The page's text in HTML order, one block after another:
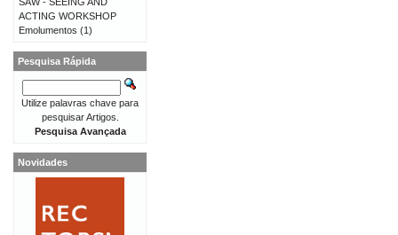
ACTING WORKSHOP
Emolumentos (1)
Pesquisa Rápida
Utilize palavras chave para
pesquisar Artigos.
Pesquisa Avançada
Novidades